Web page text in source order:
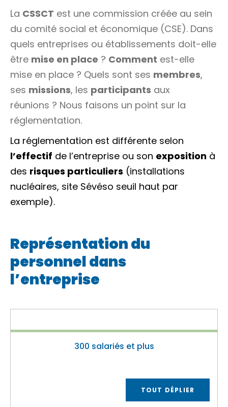
La CSSCT est une commission créée au sein
du comité social et économique (CSE). Dans
quels entreprises ou établissements doit-elle
être mise en place ? Comment est-elle
mise en place ? Quels sont ses membres,
ses missions, les participants aux
réunions ? Nous faisons un point sur la
réglementation.
La réglementation est différente selon
l’effectif de l’entreprise ou son exposition à
des risques particuliers (installations
nucléaires, site Sévéso seuil haut par
exemple).
Représentation du
personnel dans
l’entreprise
300 salariés et plus
TOUT DÉPLIER